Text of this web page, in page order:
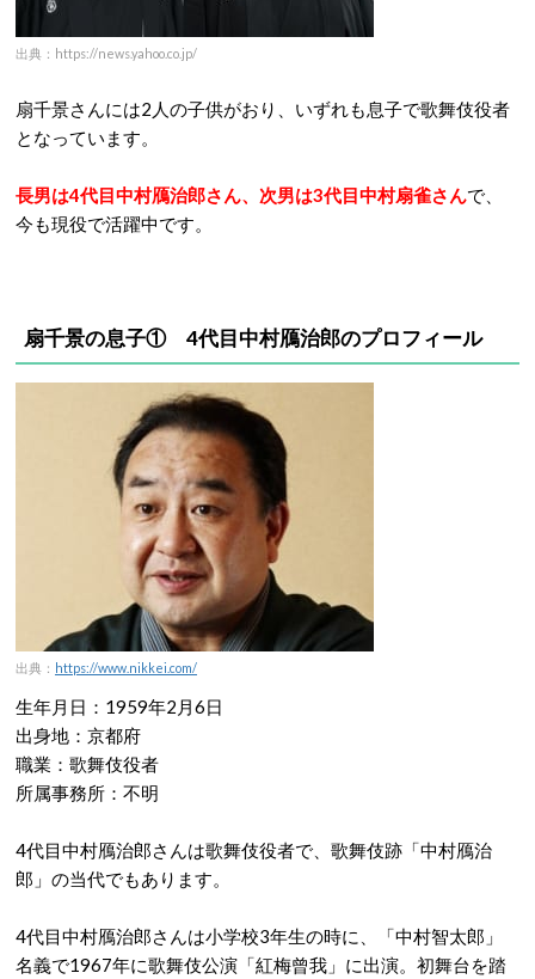
出典：https://news.yahoo.co.jp/
扇千景さんには2人の子供がおり、いずれも息子で歌舞伎役者
となっています。
長男は4代目中村鴈治郎さん、次男は3代目中村扇雀さんで、
今も現役で活躍中です。
扇千景の息子① 4代目中村鴈治郎のプロフィール
出典： https://www.nikkei.com/
生年月日：1959年2月6日
出身地：京都府
職業：歌舞伎役者
所属事務所：不明
4代目中村鴈治郎さんは歌舞伎役者で、歌舞伎跡「中村鴈治
郎」の当代でもあります。
4代目中村鴈治郎さんは小学校3年生の時に、「中村智太郎」
名義で1967年に歌舞伎公演「紅梅曾我」に出演。初舞台を踏